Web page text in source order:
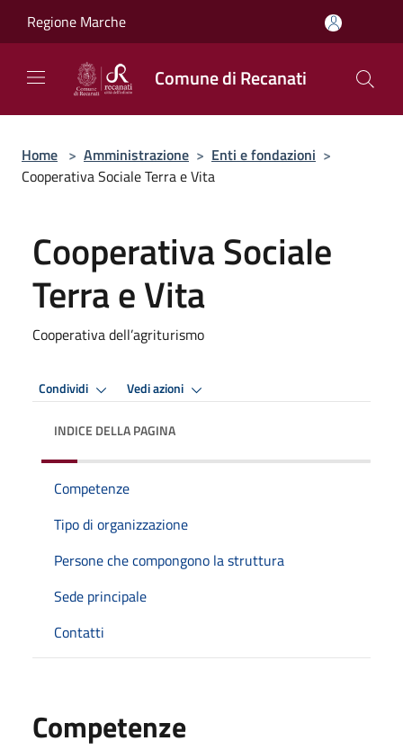
Regione Marche
Comune di Recanati
Home > Amministrazione > Enti e fondazioni >
Cooperativa Sociale Terra e Vita
Cooperativa Sociale
Terra e Vita
Cooperativa dell’agriturismo
Condividi Vedi azioni
INDICE DELLA PAGINA
Competenze
Tipo di organizzazione
Persone che compongono la struttura
Sede principale
Contatti
Competenze